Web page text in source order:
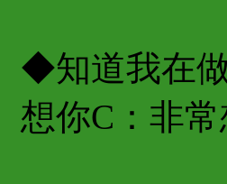
◆知道我在
想你C：非